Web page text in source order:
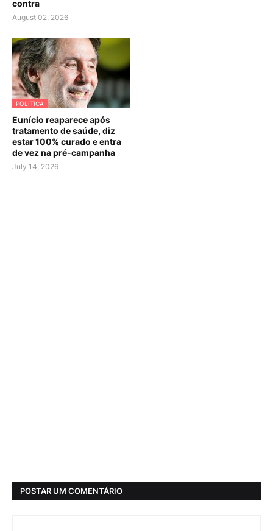
contra
August 02, 2026
POLITICA
Eunício reaparece após
tratamento de saúde, diz
estar 100% curado e entra
de vez na pré-campanha
July 14, 2026
POSTAR UM COMENTÁRIO